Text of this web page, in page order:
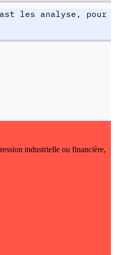
les analyse, pour
industrielle ou financière,